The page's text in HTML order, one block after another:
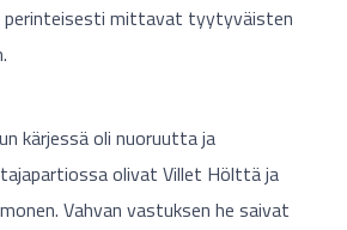
perinteisesti mittavat tyytyväisten
kärjessä oli nuoruutta ja
olivat Villet Hölttä ja
Vahvan vastuksen he saivat